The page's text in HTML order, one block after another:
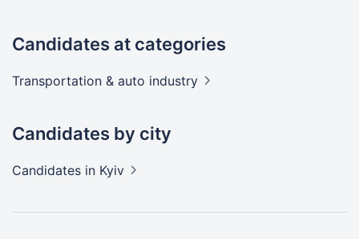
Candidates at categories
Transportation & auto industry
Candidates by city
Candidates in Kyiv